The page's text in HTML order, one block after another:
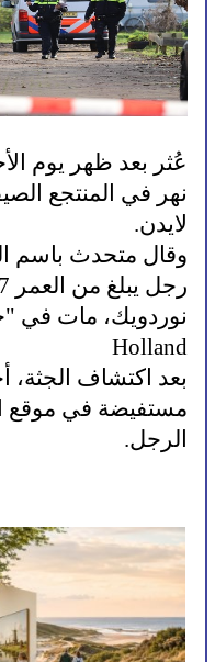
عُثر بعد ظهر يوم
نهر في المنتجع
لايدن.
وقال متحدث باسم
نوردويك، مات في
Holland
بعد اكتشاف
مستفيضة في موقع
الرجل.